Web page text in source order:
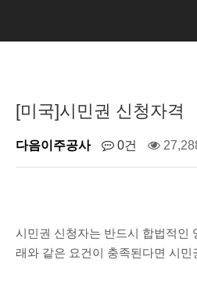
[미국]시민권 신청자격
다음이주공사 0건
시민권 신청자는 반드시 합법적인
래와 같은 요건이 충족된다면 시민